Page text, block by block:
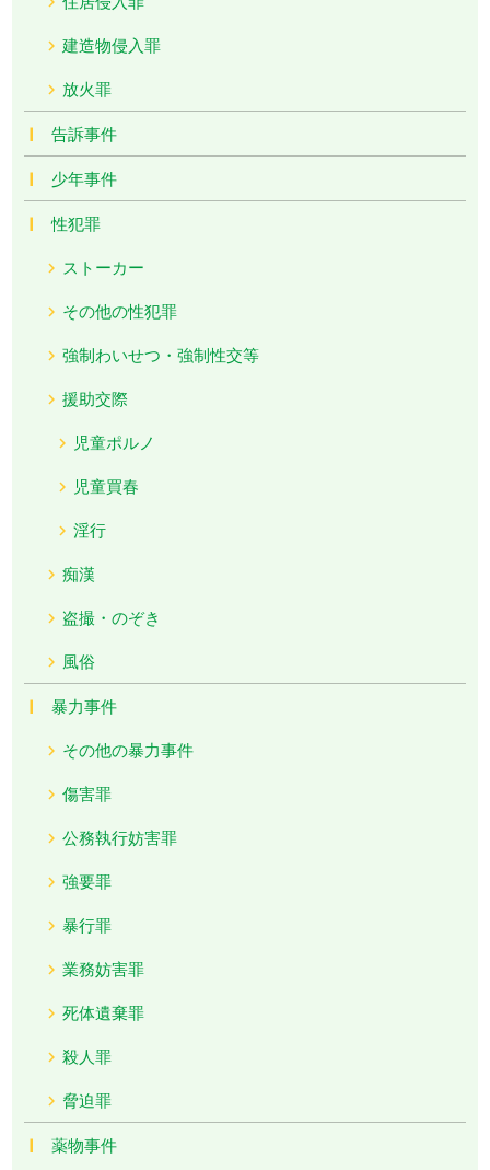
建造物侵入罪
放火罪
告訴事件
少年事件
性犯罪
ストーカー
その他の性犯罪
強制わいせつ・強制性交等
援助交際
児童ポルノ
児童買春
淫行
痴漢
盗撮・のぞき
風俗
暴力事件
その他の暴力事件
傷害罪
公務執行妨害罪
強要罪
暴行罪
業務妨害罪
死体遺棄罪
殺人罪
脅迫罪
薬物事件